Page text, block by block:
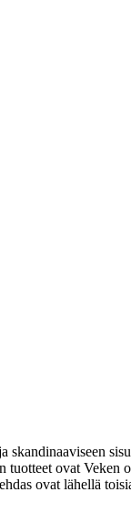
ovat
ovat lähellä